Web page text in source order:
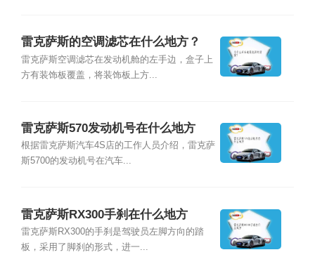
雷克萨斯的空调滤芯在什么地方？
雷克萨斯空调滤芯在发动机舱的左手边，盒子上
方有装饰板覆盖，将装饰板上方...
雷克萨斯570发动机号在什么地方
根据雷克萨斯汽车4S店的工作人员介绍，雷克萨
斯5700的发动机号在汽车...
雷克萨斯RX300手刹在什么地方
雷克萨斯RX300的手刹是驾驶员左脚方向的踏
板，采用了脚刹的形式，进一...